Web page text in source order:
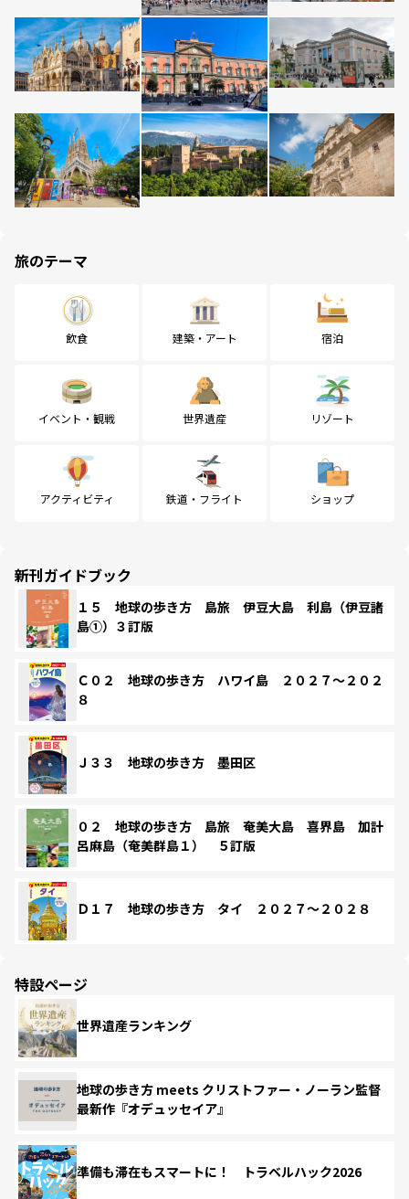
旅のテーマ
飲食 建築・アート 宿泊
イベント・観戦 世界遺産 リゾート
アクティビティ 鉄道・フライト ショップ
新刊ガイドブック
１５ 地球の歩き方 島旅 伊豆大島 利島（伊豆諸
島①）３訂版
Ｃ０２ 地球の歩き方 ハワイ島 ２０２７～２０２
８
Ｊ３３ 地球の歩き方 墨田区
０２ 地球の歩き方 島旅 奄美大島 喜界島 加計
呂麻島（奄美群島１） ５訂版
Ｄ１７ 地球の歩き方 タイ ２０２７～２０２８
特設ページ
世界遺産ランキング
地球の歩き方 meets クリストファー・ノーラン監督
最新作『オデュッセイア』
準備も滞在もスマートに！ トラベルハック2026